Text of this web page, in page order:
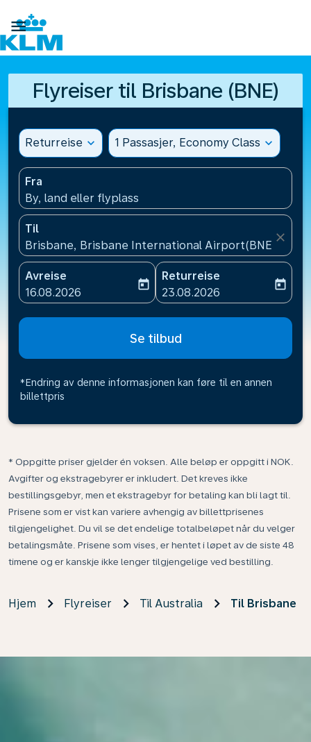

Flyreiser til Brisbane (BNE)
Returreise expand_more 1 Passasjer, Economy Class expand_more
Fra
By, land eller flyplass
Til
Brisbane, Brisbane International Airport(BNE),
close
Avreise
fc-booking-departure-date-aria-label
16.08.2026
today
Returreise
fc-booking-return-date-
23.08.2026
today
Se tilbud
*Endring av denne informasjonen kan føre til en annen
billettpris
* Oppgitte priser gjelder én voksen. Alle beløp er oppgitt i NOK.
Avgifter og ekstragebyrer er inkludert. Det kreves ikke
bestillingsgebyr, men et ekstragebyr for betaling kan bli lagt til.
Prisene som er vist kan variere avhengig av billettprisenes
tilgjengelighet. Du vil se det endelige totalbeløpet når du velger
betalingsmåte. Prisene som vises, er hentet i løpet av de siste 48
timene og er kanskje ikke lenger tilgjengelige ved bestilling.
Hjem Flyreiser Til Australia Til Brisbane